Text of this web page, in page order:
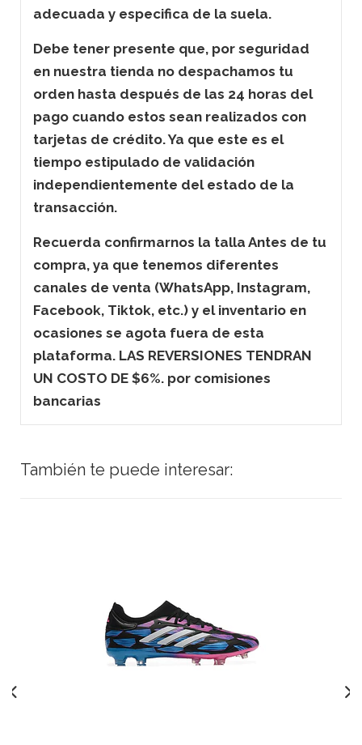
adecuada y especifica de la suela.
Debe tener presente que, por seguridad
en nuestra tienda no despachamos tu
orden hasta después de las 24 horas del
pago cuando estos sean realizados con
tarjetas de crédito. Ya que este es el
tiempo estipulado de validación
independientemente del estado de la
transacción.
Recuerda confirmarnos la talla Antes de tu
compra, ya que tenemos diferentes
canales de venta (WhatsApp, Instagram,
Facebook, Tiktok, etc.) y el inventario en
ocasiones se agota fuera de esta
plataforma. LAS REVERSIONES TENDRAN
UN COSTO DE $6%. por comisiones
bancarias
También te puede interesar: